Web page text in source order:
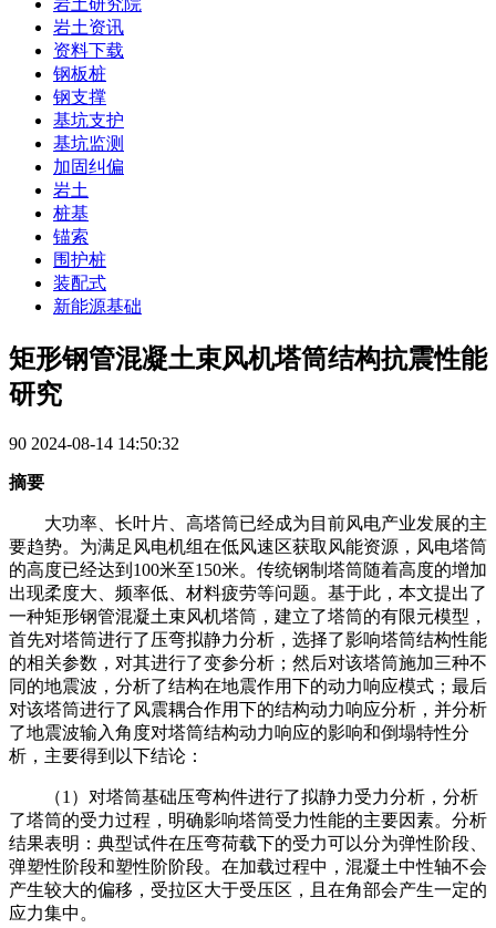
岩土研究院
岩土资讯
资料下载
钢板桩
钢支撑
基坑支护
基坑监测
加固纠偏
岩土
桩基
锚索
围护桩
装配式
新能源基础
矩形钢管混凝土束风机塔筒结构抗震性能
研究
90 2024-08-14 14:50:32
摘要
大功率、长叶片、高塔筒已经成为目前风电产业发展的主
要趋势。为满足风电机组在低风速区获取风能资源，风电塔筒
的高度已经达到100米至150米。传统钢制塔筒随着高度的增加
出现柔度大、频率低、材料疲劳等问题。基于此，本文提出了
一种矩形钢管混凝土束风机塔筒，建立了塔筒的有限元模型，
首先对塔筒进行了压弯拟静力分析，选择了影响塔筒结构性能
的相关参数，对其进行了变参分析；然后对该塔筒施加三种不
同的地震波，分析了结构在地震作用下的动力响应模式；最后
对该塔筒进行了风震耦合作用下的结构动力响应分析，并分析
了地震波输入角度对塔筒结构动力响应的影响和倒塌特性分
析，主要得到以下结论：
（1）对塔筒基础压弯构件进行了拟静力受力分析，分析
了塔筒的受力过程，明确影响塔筒受力性能的主要因素。分析
结果表明：典型试件在压弯荷载下的受力可以分为弹性阶段、
弹塑性阶段和塑性阶阶段。在加载过程中，混凝土中性轴不会
产生较大的偏移，受拉区大于受压区，且在角部会产生一定的
应力集中。